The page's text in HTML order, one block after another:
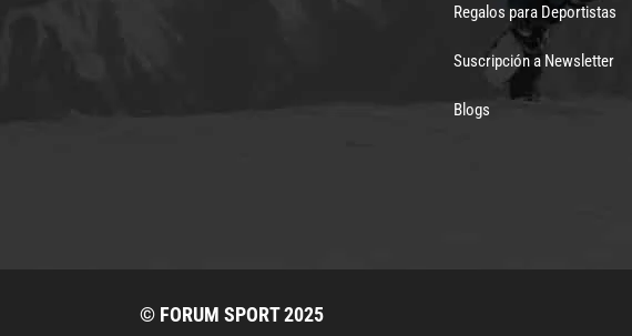
Regalos para Deportistas
Suscripción a Newsletter
Blogs
© FORUM SPORT 2025